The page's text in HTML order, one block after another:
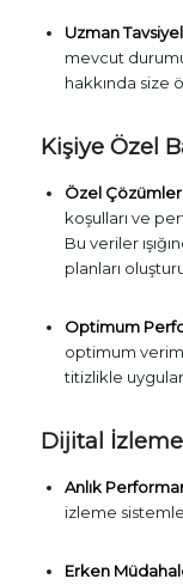
Uzman
mevcut
hakkında size
Kişiye Özel
Özel
koşulları ve
Bu veriler
planları
Optimum
optimum
titizlikle
Dijital
Anlık
izleme
Erken